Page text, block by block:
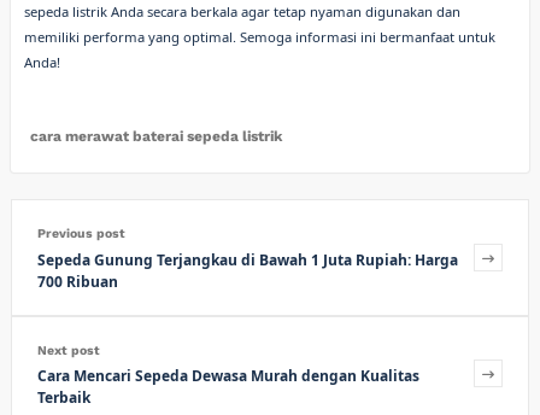
sepeda listrik Anda secara berkala agar tetap nyaman digunakan dan
memiliki performa yang optimal. Semoga informasi ini bermanfaat untuk
Anda!
cara merawat baterai sepeda listrik
Previous post
Sepeda Gunung Terjangkau di Bawah 1 Juta Rupiah: Harga
700 Ribuan
Next post
Cara Mencari Sepeda Dewasa Murah dengan Kualitas
Terbaik